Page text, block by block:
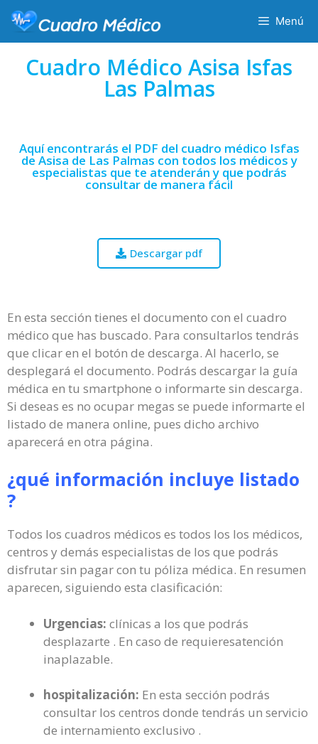
Menú
Cuadro Médico Asisa Isfas
Las Palmas
Aquí encontrarás el PDF del cuadro médico Isfas
de Asisa de Las Palmas con todos los médicos y
especialistas que te atenderán y que podrás
consultar de manera fácil
Descargar pdf
En esta sección tienes el documento con el cuadro
médico que has buscado. Para consultarlos tendrás
que clicar en el botón de descarga. Al hacerlo, se
desplegará el documento. Podrás descargar la guía
médica en tu smartphone o informarte sin descarga.
Si deseas es no ocupar megas se puede informarte el
listado de manera online, pues dicho archivo
aparecerá en otra página.
¿qué información incluye listado
?
Todos los cuadros médicos es todos los los médicos,
centros y demás especialistas de los que podrás
disfrutar sin pagar con tu póliza médica. En resumen
aparecen, siguiendo esta clasificación:
Urgencias: clínicas a los que podrás
desplazarte . En caso de requieresatención
inaplazable.
hospitalización: En esta sección podrás
consultar los centros donde tendrás un servicio
de internamiento exclusivo .